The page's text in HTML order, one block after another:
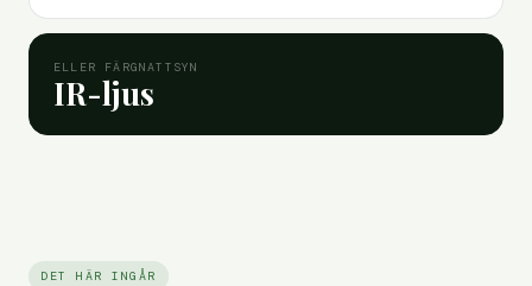
ELLER FÄRGNATTSYN
IR-ljus
DET HÄR INGÅR